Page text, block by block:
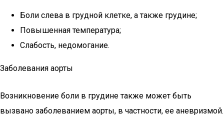
Боли слева в грудной клетке, а также грудине;
Повышенная температура;
Слабость, недомогание.
Заболевания аорты
Возникновение боли в грудине также может быть
вызвано заболеванием аорты, в частности, ее аневризмой.